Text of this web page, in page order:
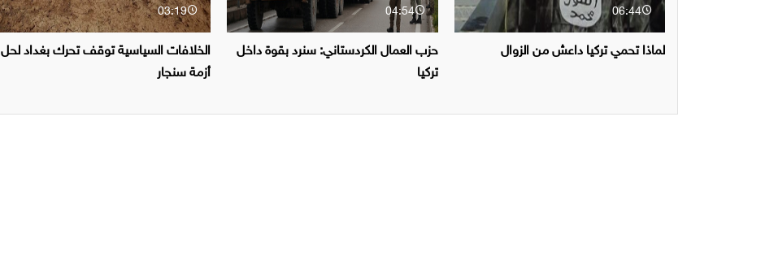
06:44
لماذا تحمي تركيا داعش من الزوال
04:54
حزب العمال الكردستاني: سنرد بقوة داخل
تركيا
03:19
الخلافات السياسية توقف تحرك بغداد لحل
أزمة سنجار